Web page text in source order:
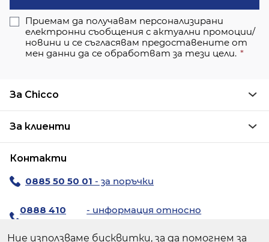
Ние използваме бисквитки, за да помогнем за
Приемам да получавам персонализирани
електронни съобщения с актуални промоции/
новини и се съгласявам предоставените от
мен данни да се обработват за тези цели.
За Chicco
За клиенти
Контакти
0885 50 50 01 - за поръчки
0888 410
- информация относно